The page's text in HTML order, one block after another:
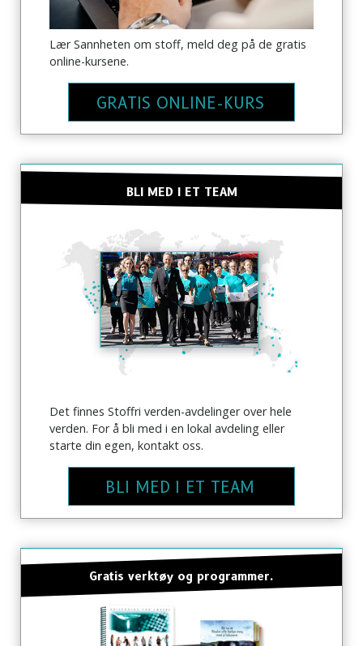
Lær Sannheten om stoff, meld deg på de gratis
online-kursene.
GRATIS ONLINE-KURS
BLI MED I ET TEAM
Det finnes Stoffri verden-avdelinger over hele
verden. For å bli med i en lokal avdeling eller
starte din egen, kontakt oss.
BLI MED I ET TEAM
Gratis verktøy og programmer.